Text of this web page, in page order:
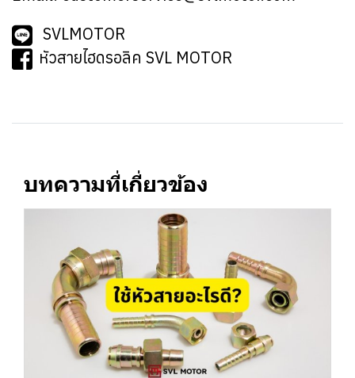
SVLMOTOR
หัวสายไฮดรอลิค SVL MOTOR
บทความที่เกี่ยวข้อง